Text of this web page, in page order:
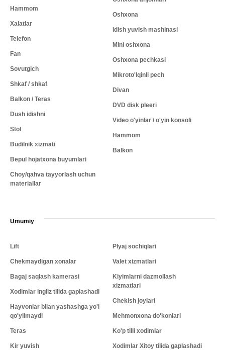
Hammom
Xalatlar
Telefon
Fan
Sovutgich
Shkaf / shkaf
Balkon / Teras
Dush idishni
Stol
Budilnik xizmati
Bepul hojatxona buyumlari
Choy/qahva tayyorlash uchun
materiallar
Oshxona
Idish yuvish mashinasi
Mini oshxona
Oshxona pechkasi
Mikroto'lqinli pech
Divan
DVD disk pleeri
Video o'yinlar / o'yin konsoli
Hammom
Balkon
Umumiy
Lift
Chekmaydigan xonalar
Bagaj saqlash kamerasi
Xodimlar ingliz tilida gaplashadi
Hayvonlar bilan yashashga yo'l
qo'yilmaydi
Teras
Kir yuvish
Plyaj sochiqlari
Valet xizmatlari
Kiyimlarni dazmollash
xizmatlari
Chekish joylari
Mehmonxona do'konlari
Ko'p tilli xodimlar
Xodimlar Xitoy tilida gaplashadi